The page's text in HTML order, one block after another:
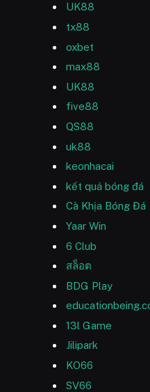
UK88
tx88
oxbet
max88
UK88
five88
QS88
uk88
keonhacai
kết quả bóng đá
Cà Khịa Bóng Đá
Yaar Win
6 Club
สล็อต
BDG Play
13l Game
Jilipark
KO66
SV66